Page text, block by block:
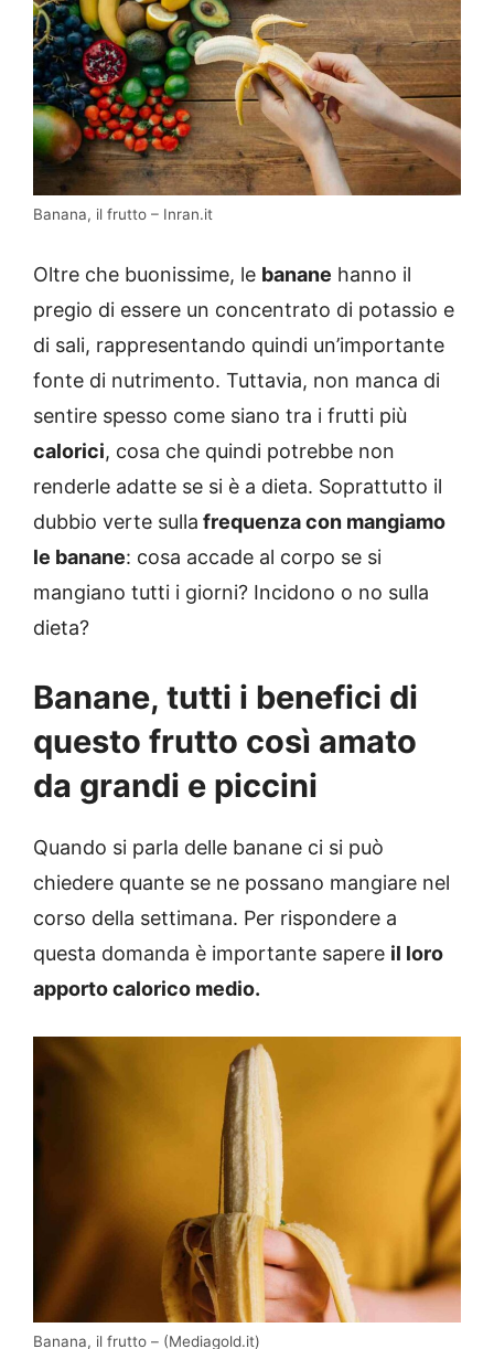
Banana, il frutto – Inran.it
Oltre che buonissime, le banane hanno il
pregio di essere un concentrato di potassio e
di sali, rappresentando quindi un’importante
fonte di nutrimento. Tuttavia, non manca di
sentire spesso come siano tra i frutti più
calorici, cosa che quindi potrebbe non
renderle adatte se si è a dieta. Soprattutto il
dubbio verte sulla frequenza con mangiamo
le banane: cosa accade al corpo se si
mangiano tutti i giorni? Incidono o no sulla
dieta?
Banane, tutti i benefici di
questo frutto così amato
da grandi e piccini
Quando si parla delle banane ci si può
chiedere quante se ne possano mangiare nel
corso della settimana. Per rispondere a
questa domanda è importante sapere il loro
apporto calorico medio.
Banana, il frutto – (Mediagold.it)